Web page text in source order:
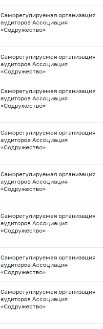
Саморегулируемая организация
аудиторов Ассоциация
«Содружество»
Саморегулируемая организация
аудиторов Ассоциация
«Содружество»
Саморегулируемая организация
аудиторов Ассоциация
«Содружество»
Саморегулируемая организация
аудиторов Ассоциация
«Содружество»
Саморегулируемая организация
аудиторов Ассоциация
«Содружество»
Саморегулируемая организация
аудиторов Ассоциация
«Содружество»
Саморегулируемая организация
аудиторов Ассоциация
«Содружество»
Саморегулируемая организация
аудиторов Ассоциация
«Содружество»